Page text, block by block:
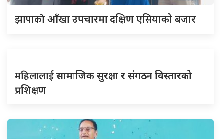
झापाकोआँखा उपचारमा दक्षिण एसियाको बजार
महिलालाईसामाजिक सुरक्षा र संगठन विस्तारको
प्रशिक्षण